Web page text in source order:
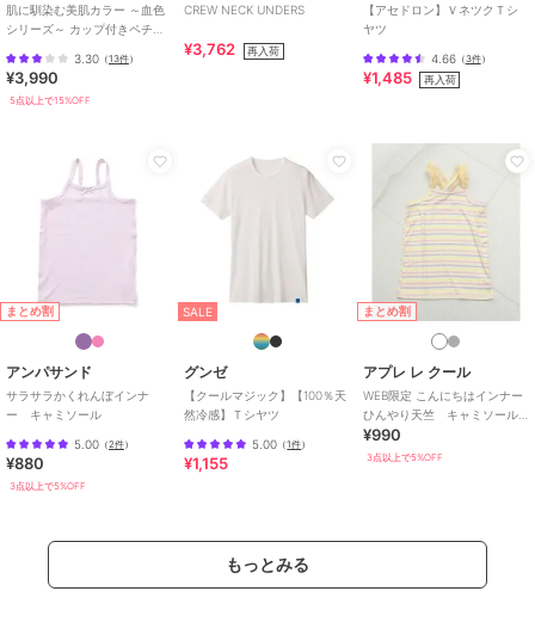
肌に馴染む美肌カラー ～血色
シリーズ～ カップ付きペチコ
プ】
3.30 （13件）
¥3,990
5点以上で15%OFF
CREW NECK UNDERS
¥3,762 再入荷
【アセドロン】ＶネツクＴシ
ヤツ
4.66（3件）
¥1,485 再入荷
まとめ割
アンパサンド
サラサラかくれんぼインナ
ー キャミソール
5.00 （2件）
¥880
3点以上で5%OFF
SALE
グンゼ
【クールマジック】【100％天
然冷感】Ｔシヤツ
5.00 （1件）
¥1,155
まとめ割
アプレ レ クール
WEB限定 こんにちはインナー
ひんやり天竺 キャミソール
接触冷感
¥990
3点以上で5%OFF
もっとみる